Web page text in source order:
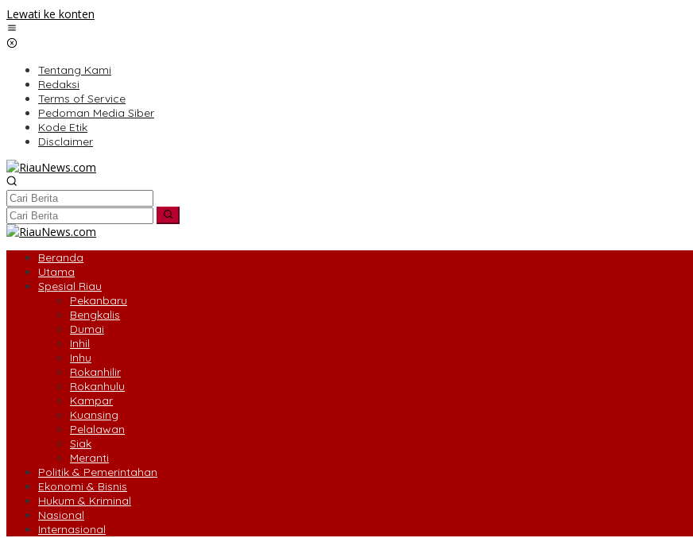
Lewati ke konten
Tentang Kami
Redaksi
Terms of Service
Pedoman Media Siber
Kode Etik
Disclaimer
Beranda
Utama
Spesial Riau
Pekanbaru
Bengkalis
Dumai
Inhil
Inhu
Rokanhilir
Rokanhulu
Kampar
Kuansing
Pelalawan
Siak
Meranti
Politik & Pemerintahan
Ekonomi & Bisnis
Hukum & Kriminal
Nasional
Internasional